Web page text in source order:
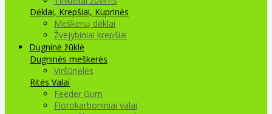
Dėklai, Krepšiai, Kuprinės
Meškerių dėklai
Žvejybiniai krepšiai
Dugninė žūklė
Dugninės meškerės
Viršūnėlės
Ritės Valai
Feeder Gum
Florokarboniniai valai